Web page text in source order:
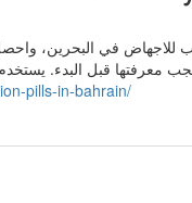
للاجهاض في البحرين،
يجب معرفتها قبل البدء.
pills-in-bahrain/